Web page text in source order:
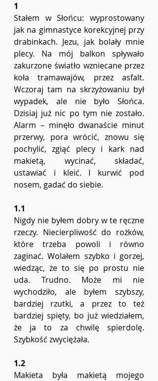
1
Stałem w Słońcu: wyprostowany
jak na gimnastyce korekcyjnej przy
drabinkach. Jezu, jak bolały mnie
plecy. Na mój balkon spływało
zakurzone światło wzniecane przez
koła tramawajów, przez asfalt.
Wczoraj tam na skrzyżowaniu był
wypadek, ale nie było Słońca.
Dzisiaj już nic po tym nie zostało.
Alarm – minęło dwanaście minut
przerwy, pora wrócić, znowu się
pochylić, zgiąć plecy i kark nad
makietą, wycinać, składać,
ustawiać i kleić. I kurwić pod
nosem, gadać do siebie.
1.1
Nigdy nie byłem dobry w te ręczne
rzeczy. Niecierpliwość do rożków,
które trzeba powoli i równo
zaginać. Wolałem szybko i gorzej,
wiedząc, że to się po prostu nie
uda. Trudno. Może mi nie
wychodziło, ale byłem szybszy,
bardziej rzutki, a przez to też
bardziej spięty, bo już wiedziałem,
że ja to za chwilę spierdolę.
Szybkość zwyciężała.
1.2
Makieta była makietą mojego